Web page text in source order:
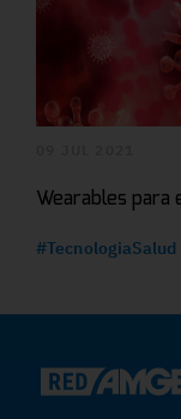
Wearables para
#TecnologiaSalud